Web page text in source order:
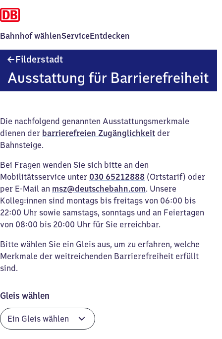
Bahnhof wählenServiceEntdecken
Filderstadt
Ausstattung für Barrierefreiheit
Die nachfolgend genannten Ausstattungsmerkmale
dienen der barrierefreien Zugänglichkeit der
Bahnsteige.
Bei Fragen wenden Sie sich bitte an den
Mobilitätsservice unter 030 65212888 (Ortstarif) oder
per E-Mail an msz@deutschebahn.com. Unsere
Kolleg:innen sind montags bis freitags von 06:00 bis
22:00 Uhr sowie samstags, sonntags und an Feiertagen
von 08:00 bis 20:00 Uhr für Sie erreichbar.
Bitte wählen Sie ein Gleis aus, um zu erfahren, welche
Merkmale der weitreichenden Barrierefreiheit erfüllt
sind.
Gleis wählen